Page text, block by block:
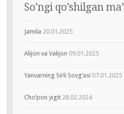
So’ngi qo’shilgan
Jamila 20.01.2025
Alijon va Valijon 09.01.2025
Yanvarning Sirli Sovg‘asi 07.01.2025
Cho‘pon yigit 28.02.2024